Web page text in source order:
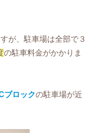
が、駐車場は全部で３
の駐車料金がかかりま
ブロックの駐車場が近